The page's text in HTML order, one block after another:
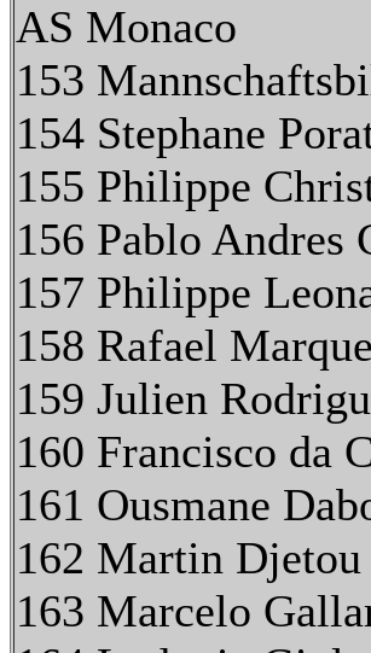
AS Monaco
153
154 Stephane
155 Philippe
156 Pablo Andres
157 Philippe
158 Rafael
159 Julien
160 Francisco da
161 Ousmane
162 Martin Djetou
163 Marcelo